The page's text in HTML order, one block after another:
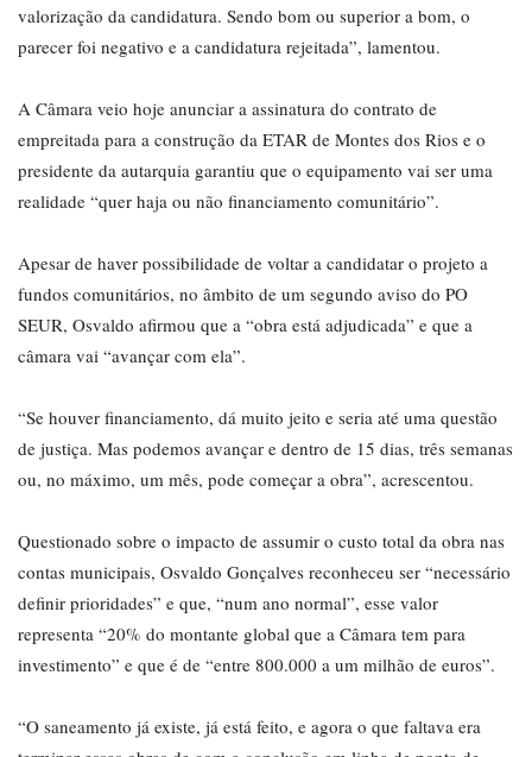
valorização da candidatura. Sendo bom ou superior a bom, o
parecer foi negativo e a candidatura rejeitada”, lamentou.
A Câmara veio hoje anunciar a assinatura do contrato de
empreitada para a construção da ETAR de Montes dos Rios e o
presidente da autarquia garantiu que o equipamento vai ser uma
realidade “quer haja ou não financiamento comunitário”.
Apesar de haver possibilidade de voltar a candidatar o projeto a
fundos comunitários, no âmbito de um segundo aviso do PO
SEUR, Osvaldo afirmou que a “obra está adjudicada” e que a
câmara vai “avançar com ela”.
“Se houver financiamento, dá muito jeito e seria até uma questão
de justiça. Mas podemos avançar e dentro de 15 dias, três semanas
ou, no máximo, um mês, pode começar a obra”, acrescentou.
Questionado sobre o impacto de assumir o custo total da obra nas
contas municipais, Osvaldo Gonçalves reconheceu ser “necessário
definir prioridades” e que, “num ano normal”, esse valor
representa “20% do montante global que a Câmara tem para
investimento” e que é de “entre 800.000 a um milhão de euros”.
“O saneamento já existe, já está feito, e agora o que faltava era